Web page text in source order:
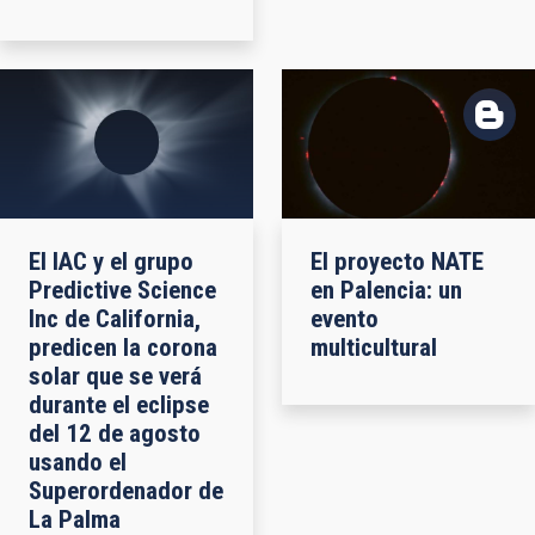
El IAC y el grupo
Predictive Science
Inc de California,
predicen la corona
solar que se verá
durante el eclipse
del 12 de agosto
usando el
Superordenador de
La Palma
El proyecto NATE
en Palencia: un
evento
multicultural